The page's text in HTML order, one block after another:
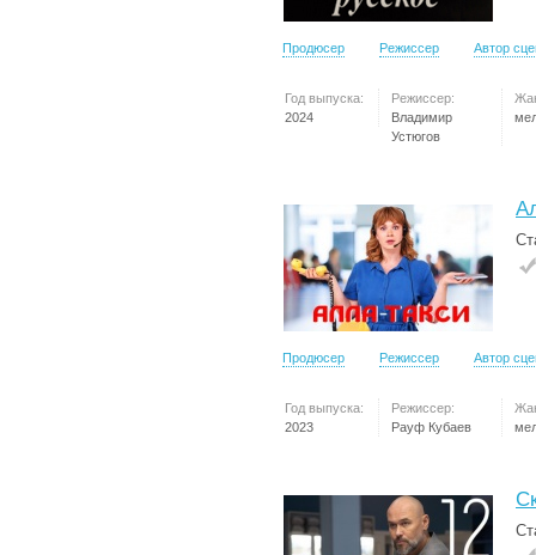
Продюсер Режиссер Автор
Год выпуска:
2024
Режиссер:
Владимир
Устюгов
Продюсер Режиссер Автор
Год выпуска:
2023
Режиссер:
Рауф Кубаев